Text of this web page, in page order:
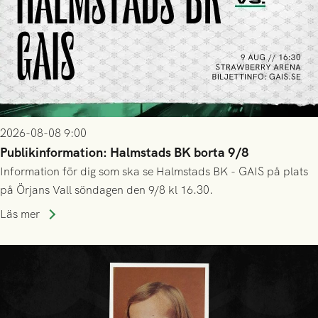
2026-08-08 9:00
Publikinformation: Halmstads BK borta 9/8
Information för dig som ska se Halmstads BK - GAIS på plats
på Örjans Vall söndagen den 9/8 kl 16.30.
Läs mer